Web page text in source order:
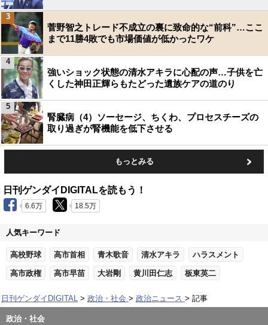
菅野智之トレード不成立の裏に致命的な“前科”…ここ
まで11勝4敗でも市場価値が低かったワケ
3
強いショック状態の清水アキラに心配の声…子供を亡
くした神田正輝らもたどった遺族ケアの道のり
4
腎臓病（4）ソーセージ、ちくわ、プロセスチーズの
取り過ぎが腎機能を低下させる
5
もっとみる
日刊ゲンダイDIGITALを読もう！
6.6万 18.5万
人気キーワード
高校野球 高市首相 青木歌音 清水アキラ ハラスメント
高市政権 高市早苗 大岩剛 黄川田仁志 板東英二
日刊ゲンダイDIGITAL 政治・社会 政治ニュース 記事
政治・社会